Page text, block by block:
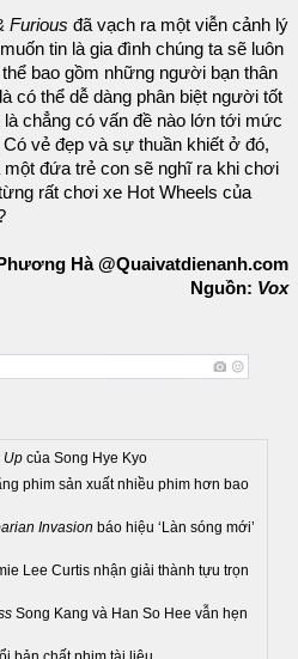
Furious đã vạch ra một viễn cảnh lý
tin là gia đình chúng ta sẽ luôn
bao gồm những người bạn thân
có thể dễ dàng phân biệt người tốt
chẳng có vấn đề nào lớn tới mức
vẻ đẹp và sự thuần khiết ở đó,
đứa trẻ con sẽ nghĩ ra khi chơi
rất chơi xe Hot Wheels của
Hà @Quaivatdienanh.com
Nguồn: Vox
Up của Song Hye Kyo
phim sản xuất nhiều phim hơn bao
Invasion báo hiệu ‘Làn sóng mới’
Lee Curtis nhận giải thành tựu trọn
Song Kang và Han So Hee vẫn hẹn